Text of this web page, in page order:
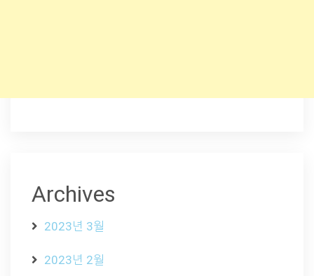
Archives
2023년 3월
2023년 2월